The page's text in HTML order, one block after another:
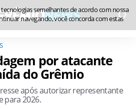
por atacante
do Grêmio
após autorizar representante
para 2026.
tecnologias semelhantes de acordo com nossa
navegando, você concorda com estas